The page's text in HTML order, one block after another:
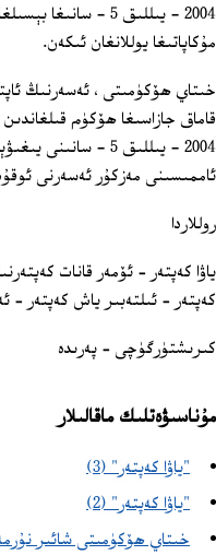
2004 - يىللىق 5 -
مۇكاپاتىغا يوللانغان ئىكەن.
قاماق جازاسىغا ھۆكۈم
2004 - يىللىق 5 -
ئاممىسىنى مەزكۇر ئەسەرنى
روللاردا
ياۋا كەپتەر – ئۆمەر قانات
كەپتەر – ئىلتەبىر ياش كەپتەر –
كىرىشتۈرگۈچى – پەرىدە
مۇناسىۋەتلىك ماقالىلار
"ياۋا كەپتەر" (3)
"ياۋا كەپتەر" (2)
خىتاي ھۆكۈمىتى شائىر